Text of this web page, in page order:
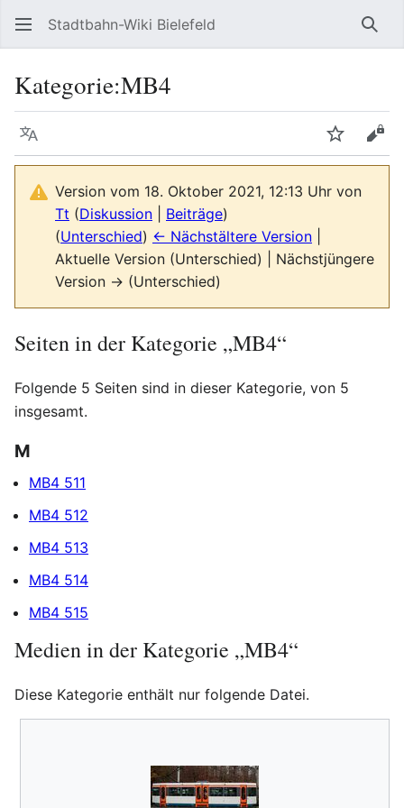
Stadtbahn-Wiki Bielefeld
Kategorie:MB4
Sprache
Version vom 18. Oktober 2021, 12:13 Uhr von
Tt (Diskussion Beiträge)
(Unterschied) ← Nächstältere Version
Aktuelle Version (Unterschied) | Nächstjüngere
Version → (Unterschied)
Seiten in der Kategorie „MB4“
Folgende 5 Seiten sind in dieser Kategorie, von 5
insgesamt.
M
MB4 511
MB4 512
MB4 513
MB4 514
MB4 515
Medien in der Kategorie „MB4“
Diese Kategorie enthält nur folgende Datei.